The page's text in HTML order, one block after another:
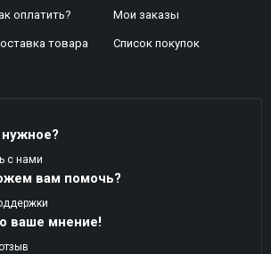
оплатить?
товара
Mои заказы
Список покупок
с нами
вам помочь?
ваше мнение!